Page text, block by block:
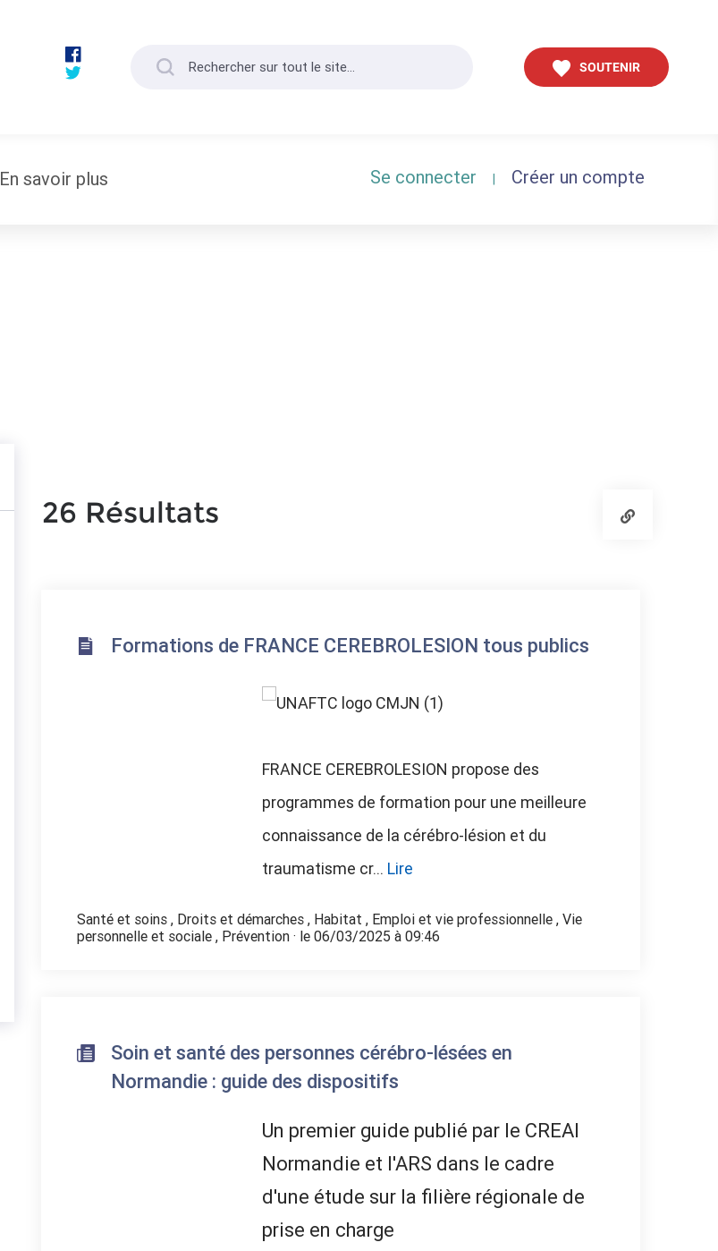
SOUTENIR
En savoir plus Se connecter | Créer un compte
26 Résultats
Formations de FRANCE CEREBROLESION tous publics
FRANCE CEREBROLESION propose des
programmes de formation pour une meilleure
connaissance de la cérébro-lésion et du
traumatisme cr... Lire
Santé et soins , Droits et démarches , Habitat , Emploi et vie professionnelle , Vie
personnelle et sociale , Prévention · le 06/03/2025 à 09:46
Soin et santé des personnes cérébro-lésées en
Normandie : guide des dispositifs
Un premier guide publié par le CREAI
Normandie et l'ARS dans le cadre
d'une étude sur la filière régionale de
prise en charge